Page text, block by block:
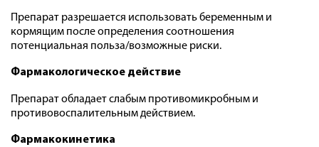
Препарат разрешается использовать беременным и
кормящим после определения соотношения
потенциальная польза/возможные риски.
Фармакологическое действие
Препарат обладает слабым противомикробным и
противовоспалительным действием.
Фармакокинетика